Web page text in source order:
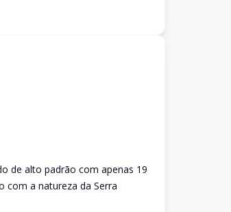
de alto padrão com apenas 19
com a natureza da Serra